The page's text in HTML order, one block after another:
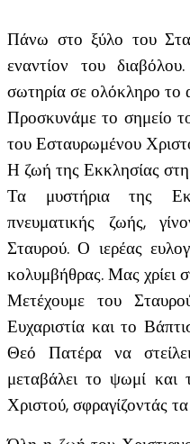
Πάνω στο ξύλο του
εναντίον του
σωτηρία σε ολόκληρο το
Προσκυνάμε το σημείο
του Εσταυρωμένου
Η ζωή της Εκκλησίας
Τα μυστήρια της
πνευματικής ζωής,
Σταυρού. Ο ιερέας
κολυμβήθρας. Μας χρίει
Μετέχουμε του
Ευχαριστία και το
Θεό Πατέρα να
μεταβάλει το ψωμί
Χριστού, σφραγίζοντάς